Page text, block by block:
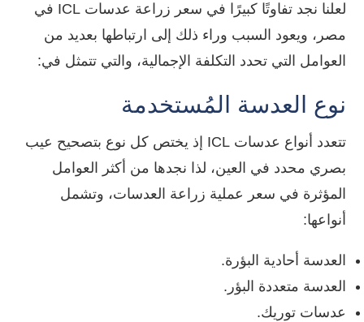
لعلنا نجد تفاوتًا كبيرًا في
سعر زراعة عدسات ICL في
مصر ، ويعود السبب وراء ذلك إلى ارتباطها بعديد من
العوامل التي تحدد التكلفة الإجمالية، والتي تتمثل في:
نوع العدسة المُستخدمة
تتعدد أنواع عدسات ICL
إذ يختص كل نوع بتصحيح عيب
بصري محدد في العين، لذا نجدها من أكثر العوامل
المؤثرة في سعر عملية زراعة العدسات، وتشمل
أنواعها:
العدسة أحادية البؤرة.
العدسة متعددة البؤر.
عدسات توريك.